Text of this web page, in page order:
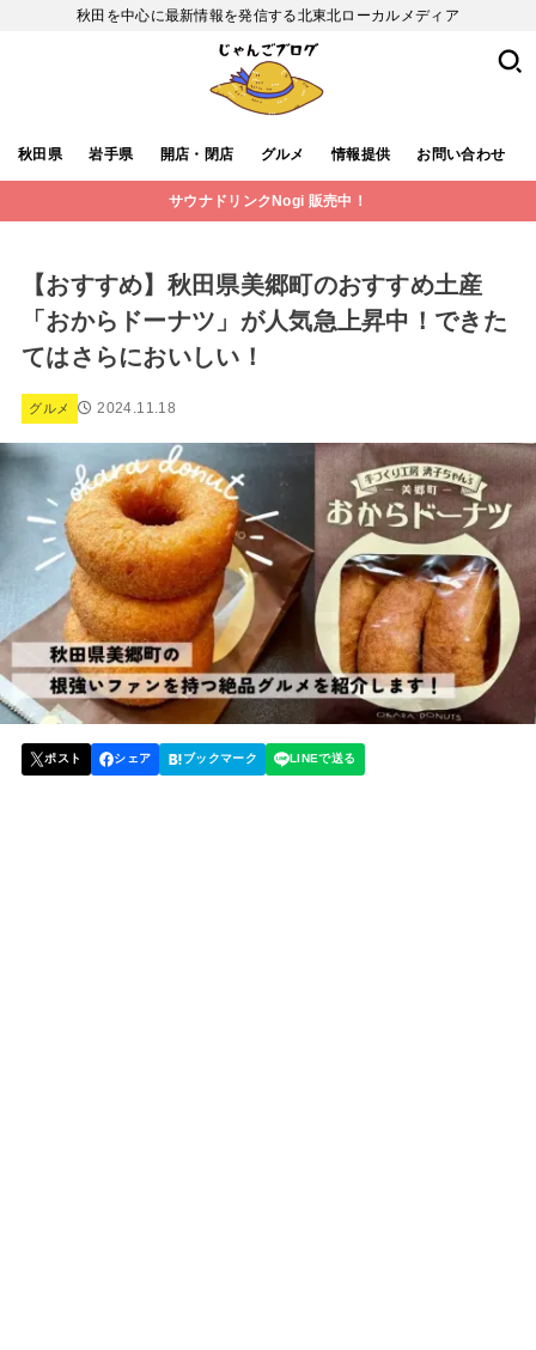
秋田を中心に最新情報を発信する北東北ローカルメディア
秋田県 岩手県 開店・閉店 グルメ 情報提供 お問い合わせ
サウナドリンクNogi 販売中！
【おすすめ】秋田県美郷町のおすすめ土産
「おからドーナツ」が人気急上昇中！できた
てはさらにおいしい！
グルメ 2024.11.18